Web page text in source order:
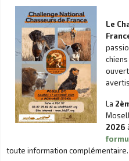
Le
La
2026
toute information complémentaire.